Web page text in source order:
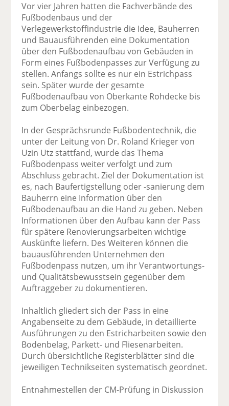
Vor vier Jahren hatten die Fachverbände des
Fußbodenbaus und der
Verlegewerkstoffindustrie die Idee, Bauherren
und Bauausführenden eine Dokumentation
über den Fußbodenaufbau von Gebäuden in
Form eines Fußbodenpasses zur Verfügung zu
stellen. Anfangs sollte es nur ein Estrichpass
sein. Später wurde der gesamte
Fußbodenaufbau von Oberkante Rohdecke bis
zum Oberbelag einbezogen.
In der Gesprächsrunde Fußbodentechnik, die
unter der Leitung von Dr. Roland Krieger von
Uzin Utz stattfand, wurde das Thema
Fußbodenpass weiter verfolgt und zum
Abschluss gebracht. Ziel der Dokumentation ist
es, nach Baufertigstellung oder -sanierung dem
Bauherrn eine Information über den
Fußbodenaufbau an die Hand zu geben. Neben
Informationen über den Aufbau kann der Pass
für spätere Renovierungsarbeiten wichtige
Auskünfte liefern. Des Weiteren können die
bauausführenden Unternehmen den
Fußbodenpass nutzen, um ihr Verantwortungs-
und Qualitätsbewusstsein gegenüber dem
Auftraggeber zu dokumentieren.
Inhaltlich gliedert sich der Pass in eine
Angabenseite zu dem Gebäude, in detaillierte
Ausführungen zu den Estricharbeiten sowie den
Bodenbelag, Parkett- und Fliesenarbeiten.
Durch übersichtliche Registerblätter sind die
jeweiligen Technikseiten systematisch geordnet.
Entnahmestellen der CM-Prüfung in Diskussion